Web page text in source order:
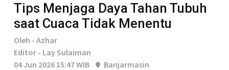
Tips Menjaga Daya Tahan Tubuh
saat Cuaca Tidak Menentu
Oleh - Azhar
Editor - Lay Sulaiman
04 Jun 2026 15:47 WIB
Banjarmasin